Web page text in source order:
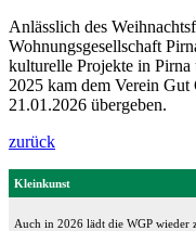
Anlässlich des
Wohnungsgesellschaft
kulturelle Projekte in Pirna
2025 kam dem Verein
21.01.2026 übergeben.
zurück
Kleinkunst
Auch in 2026 lädt die WGP wieder